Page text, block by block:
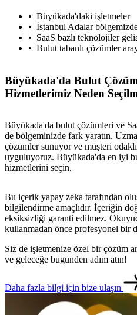
Büyükada'daki işletmeler
İstanbul Adalar
SaaS bazlı teknolojiler
Bulut tabanlı çözümler
Büyükada'da Bulut
Hizmetlerimiz Neden
Büyükada'da bulut çözümleri ve
de bölgeminizde fark yaratın.
çözümler sunuyor ve müşteri
uyguluyoruz. Büyükada'da en iyi
hizmetlerini seçin.
Bu içerik yapay zeka tarafından
bilgilendirme amaçlıdır. İçeriğin
eksiksizliği garanti edilmez.
kullanmadan önce profesyonel bir
Siz de işletmenize özel bir çözüm
ve geleceğe bugünden adım atın!
Daha fazla bilgi için bize ulaşın